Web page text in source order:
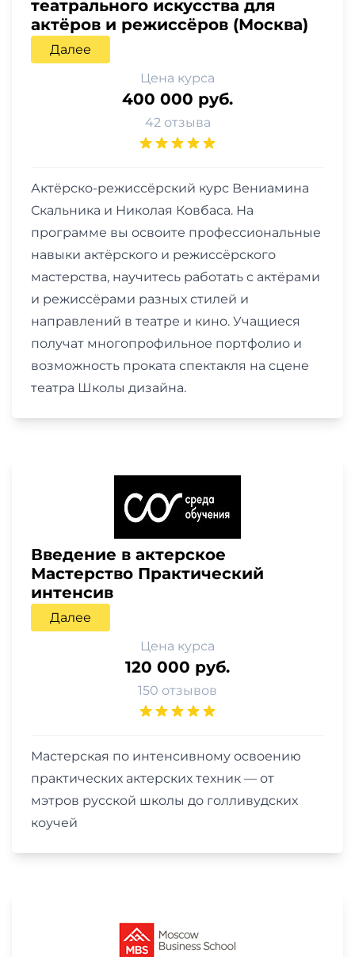
театрального искусства для
актёров и режиссёров (Москва)
Далее
Цена курса
400 000 руб.
42 отзыва
Актёрско-режиссёрский курс Вениамина
Скальника и Николая Ковбаса. На
программе вы освоите профессиональные
навыки актёрского и режиссёрского
мастерства, научитесь работать с актёрами
и режиссёрами разных стилей и
направлений в театре и кино. Учащиеся
получат многопрофильное портфолио и
возможность проката спектакля на сцене
театра Школы дизайна.
Введение в актерское
Мастерство Практический
интенсив
Далее
Цена курса
120 000 руб.
150 отзывов
Мастерская по интенсивному освоению
практических актерских техник — от
мэтров русской школы до голливудских
коучей